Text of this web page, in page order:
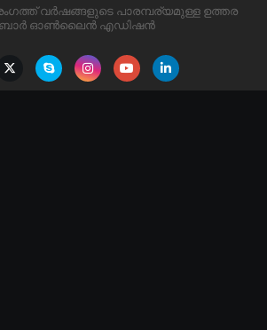
വർഷങ്ങളുടെ പാരമ്പര്യമുള്ള ഉത്തര
ഓൺലൈൻ എഡിഷൻ